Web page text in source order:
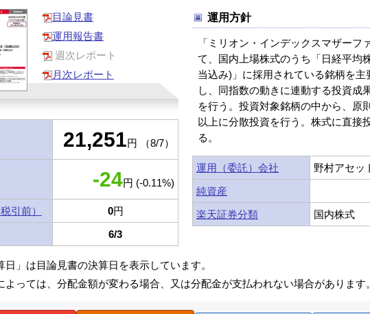
目論見書
運用報告書
週次レポート
月次レポート
21,251円 （8/7）
-24円 (-0.11%)
引前） 0円
6/3
運用方針
「ミリオン・インデックスマザーフ
て、国内上場株式のうち「日経平均
当込み)」に採用されている銘柄を主
し、同指数の動きに連動する投資成
を行う。投資対象銘柄の中から、原
以上に分散投資を行う。株式に直接
る。
運用（委託）会社
野村アセッ
純資産
楽天証券分類
国内株式
日」は目論見書の決算日を表示しています。
よっては、分配金額が変わる場合、又は分配金が支払われない場合があります。